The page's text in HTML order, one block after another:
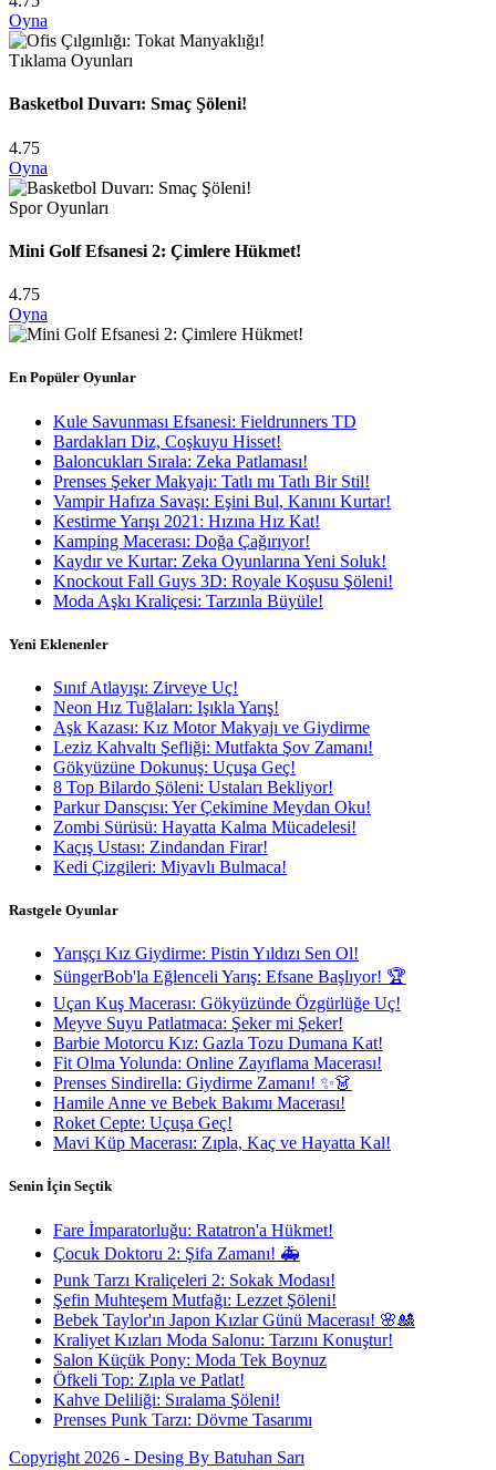
Oyna
Tıklama Oyunları
Basketbol Duvarı: Smaç Şöleni!
4.75
Oyna
Spor Oyunları
Mini Golf Efsanesi 2: Çimlere Hükmet!
4.75
Oyna
En Popüler Oyunlar
Kule Savunması Efsanesi: Fieldrunners TD
Bardakları Diz, Coşkuyu Hisset!
Baloncukları Sırala: Zeka Patlaması!
Prenses Şeker Makyajı: Tatlı mı Tatlı Bir Stil!
Vampir Hafıza Savaşı: Eşini Bul, Kanını Kurtar!
Kestirme Yarışı 2021: Hızına Hız Kat!
Kamping Macerası: Doğa Çağırıyor!
Kaydır ve Kurtar: Zeka Oyunlarına Yeni Soluk!
Knockout Fall Guys 3D: Royale Koşusu Şöleni!
Moda Aşkı Kraliçesi: Tarzınla Büyüle!
Yeni Eklenenler
Sınıf Atlayışı: Zirveye Uç!
Neon Hız Tuğlaları: Işıkla Yarış!
Aşk Kazası: Kız Motor Makyajı ve Giydirme
Leziz Kahvaltı Şefliği: Mutfakta Şov Zamanı!
Gökyüzüne Dokunuş: Uçuşa Geç!
8 Top Bilardo Şöleni: Ustaları Bekliyor!
Parkur Dansçısı: Yer Çekimine Meydan Oku!
Zombi Sürüsü: Hayatta Kalma Mücadelesi!
Kaçış Ustası: Zindandan Firar!
Kedi Çizgileri: Miyavlı Bulmaca!
Rastgele Oyunlar
Yarışçı Kız Giydirme: Pistin Yıldızı Sen Ol!
SüngerBob'la Eğlenceli Yarış: Efsane Başlıyor! 🏆
Uçan Kuş Macerası: Gökyüzünde Özgürlüğe Uç!
Meyve Suyu Patlatmaca: Şeker mi Şeker!
Barbie Motorcu Kız: Gazla Tozu Dumana Kat!
Fit Olma Yolunda: Online Zayıflama Macerası!
Prenses Sindirella: Giydirme Zamanı! ✨👗
Hamile Anne ve Bebek Bakımı Macerası!
Roket Cepte: Uçuşa Geç!
Mavi Küp Macerası: Zıpla, Kaç ve Hayatta Kal!
Senin İçin Seçtik
Fare İmparatorluğu: Ratatron'a Hükmet!
Çocuk Doktoru 2: Şifa Zamanı! 🚑
Punk Tarzı Kraliçeleri 2: Sokak Modası!
Şefin Muhteşem Mutfağı: Lezzet Şöleni!
Bebek Taylor'ın Japon Kızlar Günü Macerası! 🌸🎎
Kraliyet Kızları Moda Salonu: Tarzını Konuştur!
Salon Küçük Pony: Moda Tek Boynuz
Öfkeli Top: Zıpla ve Patlat!
Kahve Deliliği: Sıralama Şöleni!
Prenses Punk Tarzı: Dövme Tasarımı
Copyright 2026 - Desing By Batuhan Sarı